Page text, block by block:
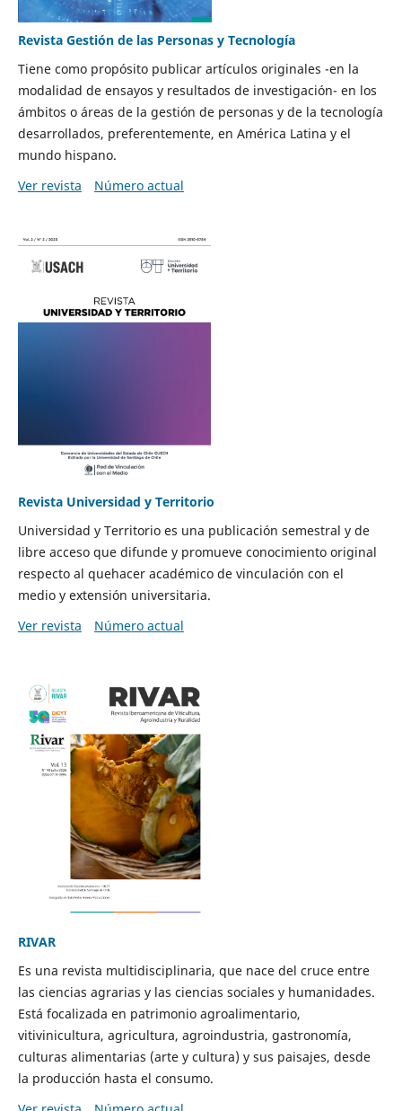
Revista Gestión de las Personas y Tecnología
Tiene como propósito publicar artículos originales -en la
modalidad de ensayos y resultados de investigación- en los
ámbitos o áreas de la gestión de personas y de la tecnología
desarrollados, preferentemente, en América Latina y el
mundo hispano.
Ver revista
Número actual
Revista Universidad y Territorio
Universidad y Territorio es una publicación semestral y de
libre acceso que difunde y promueve conocimiento original
respecto al quehacer académico de vinculación con el
medio y extensión universitaria.
Ver revista
Número actual
RIVAR
Es una revista multidisciplinaria, que nace del cruce entre
las ciencias agrarias y las ciencias sociales y humanidades.
Está focalizada en patrimonio agroalimentario,
vitivinicultura, agricultura, agroindustria, gastronomía,
culturas alimentarias (arte y cultura) y sus paisajes, desde
la producción hasta el consumo.